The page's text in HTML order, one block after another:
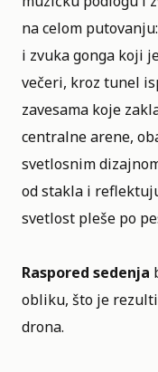
na celom
i zvuka gonga koji
večeri, kroz tunel
zavesama koje
centralne arene,
svetlosnim
od stakla i
svetlost pleše po
Raspored sedenja
obliku, što je
drona.